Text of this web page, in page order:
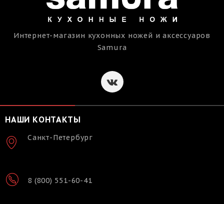
Интернет-магазин кухонных ножей и аксессуаров
Samura
НАШИ КОНТАКТЫ
Санкт-Петербург
8 (800) 551-60-41